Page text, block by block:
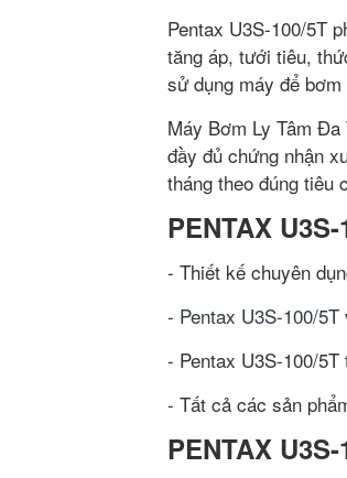
Pentax U3S-100/5T
tăng áp, tưới tiêu,
sử dụng máy để
Máy Bơm Ly Tâm
đầy đủ chứng nhận
tháng theo đúng tiêu
PENTAX
- Thiết kế chuyên
- Pentax U3S-100/5T
- Pentax U3S-100/
- Tất cả các sản
PENTAX